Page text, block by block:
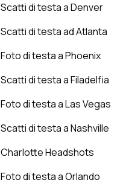
Scatti di testa a Denver
Scatti di testa ad Atlanta
Foto di testa a Phoenix
Scatti di testa a Filadelfia
Foto di testa a Las Vegas
Scatti di testa a Nashville
Charlotte Headshots
Foto di testa a Orlando